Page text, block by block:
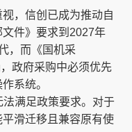
，信创已成为推动自
件》要求到2027年
，而《国机采
政府采购中必须优先
系统。
满足政策要求。对于
滑迁移且兼容原有使